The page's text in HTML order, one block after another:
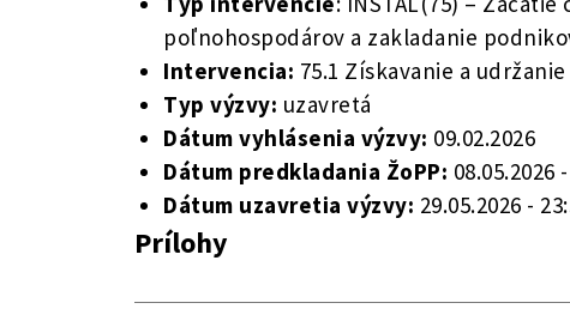
poľnohospodárov a zakladanie
Intervencia: 75.1 Získavanie a
Typ výzvy: uzavretá
Dátum vyhlásenia výzvy: 09.02.2026
Dátum predkladania ŽoPP: 08.05.2026
Dátum uzavretia výzvy: 29.05.2026 -
Prílohy